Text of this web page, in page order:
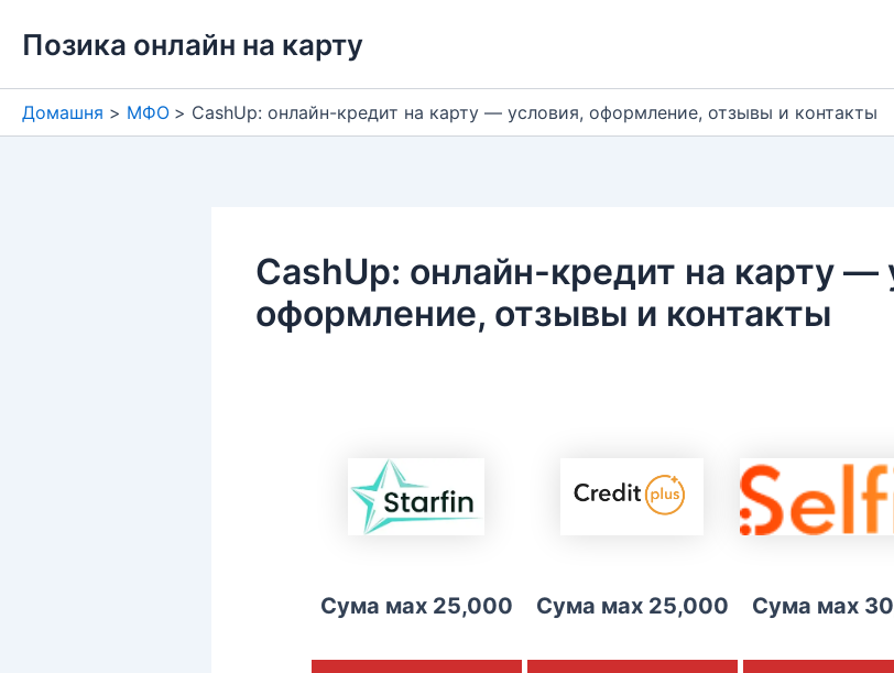
Позика онлайн на карту
Домашня МФО CashUp: онлайн-кредит на карту — условия, оформление, отзывы и контакты
CashUp: онлайн-кредит на карту —
оформление, отзывы и контакты
Сума мах 25,000 Сума мах 25,000 Сума мах